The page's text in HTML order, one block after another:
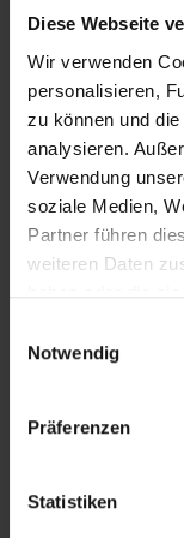
Diese Webseite
Wir verwenden
personalisieren,
zu können und
analysieren.
Verwendung
soziale Medien,
Partner führen
weiteren Daten
haben oder die
Notwendig
Präferenzen
Statistiken
möglich, dass in
Unterschiede in
2023
Bitte
dem
als